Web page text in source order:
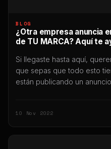
BLOG
¿Otra empresa anuncia
de TU MARCA? Aquí te
Si llegaste hasta aquí,
que sepas que todo esto
están publicando un
trámite para que esta
10 Nov 2022